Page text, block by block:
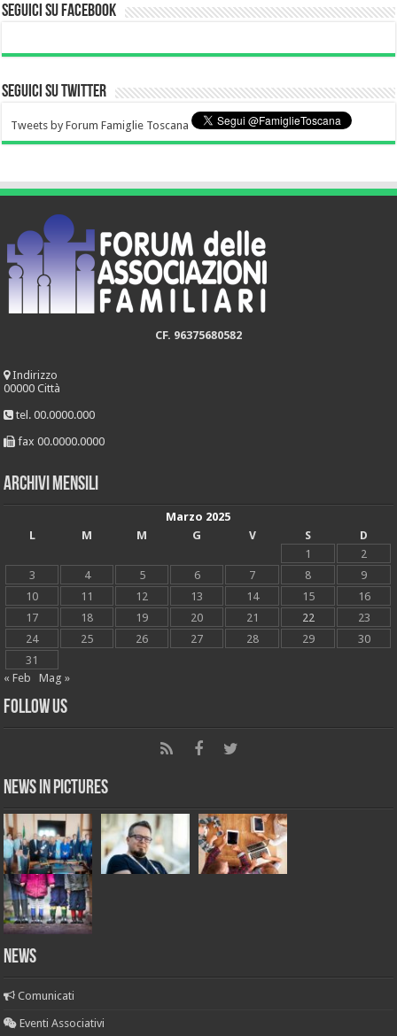
Seguici su Facebook
Seguici su Twitter
Tweets by Forum Famiglie Toscana
CF. 96375680582
Indirizzo
00000 Città
tel. 00.0000.000
fax 00.0000.0000
Archivi mensili
Marzo 2025
L
M M G V S
D
1
2
3
4 5 6 7 8
9
10
11 12 13 14 15
16
17
18 19 20 21 22
23
24
25 26 27 28 29
30
31
« Feb
Mag »
Follow Us
News in Pictures
NEWS
Comunicati
Eventi Associativi